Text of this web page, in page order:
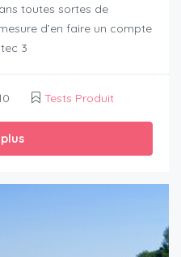
toutes sortes de
d’en faire un compte
3
Tests Produit